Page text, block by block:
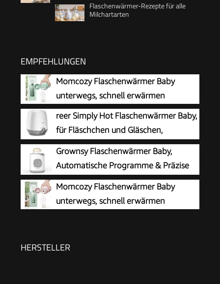
Flaschenwärmer-Rezepte für alle
Milchartarten
EMPFEHLUNGEN
Momcozy Flaschenwärmer Baby
unterwegs, schnell erwärmen
reer Simply Hot Flaschenwärmer Baby,
für Fläschchen und Gläschen,
Weiß/Grau
Grownsy Flaschenwärmer Baby,
Automatische Programme & Präzise
Temperatur
Momcozy Flaschenwärmer Baby
unterwegs, schnell erwärmen
HERSTELLER